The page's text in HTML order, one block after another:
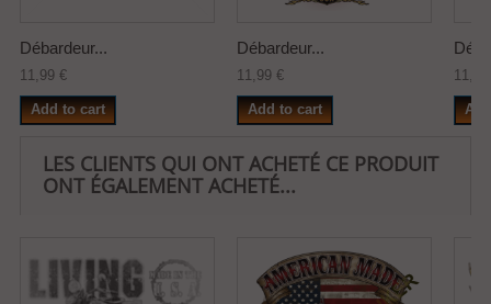
Débardeur...
11,99 €
Add to cart
Débardeur...
11,99 €
Add to cart
LES CLIENTS QUI ONT ACHETÉ CE PRODUIT
ONT ÉGALEMENT ACHETÉ...